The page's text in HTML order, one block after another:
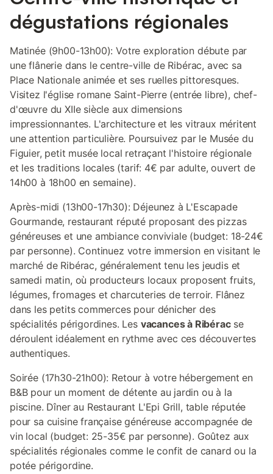
dégustations régionales
Matinée (9h00-13h00): Votre exploration débute par
une flânerie dans le centre-ville de Ribérac, avec sa
Place Nationale animée et ses ruelles pittoresques.
Visitez l'église romane Saint-Pierre (entrée libre), chef-
d'œuvre du XIIe siècle aux dimensions
impressionnantes. L'architecture et les vitraux méritent
une attention particulière. Poursuivez par le Musée du
Figuier, petit musée local retraçant l'histoire régionale
et les traditions locales (tarif: 4€ par adulte, ouvert de
14h00 à 18h00 en semaine).
Après-midi (13h00-17h30): Déjeunez à L'Escapade
Gourmande, restaurant réputé proposant des pizzas
généreuses et une ambiance conviviale (budget: 18-24€
par personne). Continuez votre immersion en visitant le
marché de Ribérac, généralement tenu les jeudis et
samedi matin, où producteurs locaux proposent fruits,
légumes, fromages et charcuteries de terroir. Flânez
dans les petits commerces pour dénicher des
spécialités périgordines. Les vacances à Ribéracse
déroulent idéalement en rythme avec ces découvertes
authentiques.
Soirée (17h30-21h00): Retour à votre hébergement en
B&B pour un moment de détente au jardin ou à la
piscine. Dîner au Restaurant L'Epi Grill, table réputée
pour sa cuisine française généreuse accompagnée de
vin local (budget: 25-35€ par personne). Goûtez aux
spécialités régionales comme le confit de canard ou la
potée périgordine.